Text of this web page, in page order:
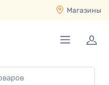
Магазины